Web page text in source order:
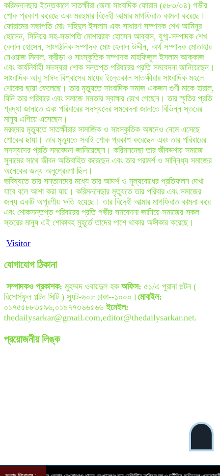
করিমননেছার ইন্তেকালে সাতক্ষীরা জেলা সাংবাদিক ফোরাম (৫৮৩/০৪) গভীর
শোক প্রকাশ করেছে এবং মরহুমার বিদেহী আত্মার মাগফিরাত কামনা করেছে।
ফোরামের সভাপতি মোঃ শহিদুল ইসলাম এবং সাধারণ সম্পাদক শেখ আমিনুর
হোসেন, সিনিয়র সহ-সভাপতি মোশাররফ হোসেন আব্বাস, যুগ্ম-সম্পাদক শেখ
বেলাল হোসেন, সাংগঠনিক সম্পাদক মোঃ হেলাল উদ্দীন, অর্থ সম্পাদক মোতাহার
নেওয়াজ মিনাল, ক্রীড়া ও সাংস্কৃতিক সম্পাদক মাহফিজুল ইসলাম আক্কাজ
এবং কার্যনির্বাহী সদস্যরা শোক সন্তপ্ত পরিবারের প্রতি সমবেদনা জানিয়েছেন।
সাংবাদিক আবু সাঈদ বিশ্বাসের মায়ের ইন্তেকাল সাতক্ষীরার সাংবাদিক মহলে
শোকের ছায়া ফেলেছে। তার মৃত্যুতে সাংবাদিক সমাজ একজন গুণী মাকে হারাল,
যিনি তার পরিবারে এবং সমাজে মমতার স্বাক্ষর রেখে গেছেন। তার স্মৃতির প্রতি
শ্রদ্ধা জানাতে এবং পরিবারের সদস্যদের সমবেদনা জানাতে বিভিন্ন স্তরের
মানুষ এগিয়ে এসেছেন।
মরহুমার মৃত্যুতে সাতক্ষীরার সামাজিক ও সাংস্কৃতিক অঙ্গনেও নেমে এসেছে
শোকের ছায়া। তার মৃত্যুতে সবাই শোক প্রকাশ করেছেন এবং তার পরিবারের
সদস্যদের প্রতি সমবেদনা জানিয়েছেন। করিমননেছা তার জীবদ্দশায় সমাজে
সুনামের সাথে জীবন অতিবাহিত করেছেন এবং তার পরামর্শ ও সান্নিধ্য সমাজের
অনেকের জন্য অনুপ্রেরণা ছিল।
ভবিষ্যতে তার সন্তানদের মধ্যে তার আদর্শ ও মূল্যবোধের প্রতিফলন দেখা
যাবে বলে আশা করা যায়। করিমননেছার মৃত্যুতে তার পরিবার এবং সমাজের
জন্য একটি অপূরণীয় ক্ষতি হয়েছে। তার বিদেহী আত্মার মাগফিরাত কামনা করে
এবং শোকসন্তপ্ত পরিবারের প্রতি গভীর সমবেদনা জানিয়ে সমাজের সকল
স্তরের মানুষ এই শোকাবহ মুহূর্তে তাদের পাশে থাকার অঙ্গীকার করেছে।
Visitor
যোগাযোগ ঠিকানা
সম্পাদকও প্রকাশক: মুহম্মদ ওবায়দুল হক অফিস: ৫১/এ পুরানা পল্টন (
রিসোর্সফুল পল্টন সিটি ) স্যুট-৬০৮ ঢাকা--১০০০। মোবাইল:
০১৭৫৫৮৮৩৫৯৬,০১৯৭৭৩৬৬৫৬৬ ইমেইল:
thedailysarkar@gmail.com,editor@thedailysarkar.net.
প্রয়োজনীয় লিঙ্ক